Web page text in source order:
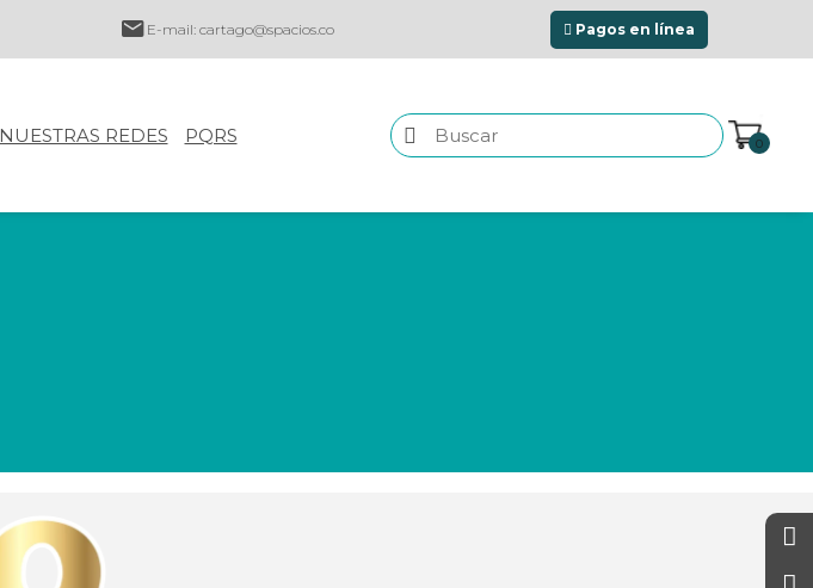
E-mail:cartago@spacios.co Pagos en línea
NUESTRAS REDES PQRS 0